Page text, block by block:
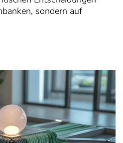
sondern auf